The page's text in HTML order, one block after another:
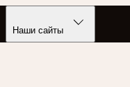
Наши сайты
музыки «Орфей»